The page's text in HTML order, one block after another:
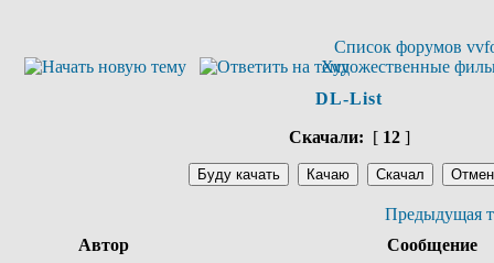
Список форумов
Художественные
DL-List
Скачали: [ 12]
Предыдущая
Автор
Сообщение